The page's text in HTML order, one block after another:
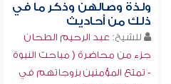
ولذة وصالهن وذكر ما في
ذلك من أحاديث
للشيخ: عبد الرحيم الطحان
جزء من محاضرة ( مباحث النبوة
- تمتع المؤمنين بزوجاتهم في